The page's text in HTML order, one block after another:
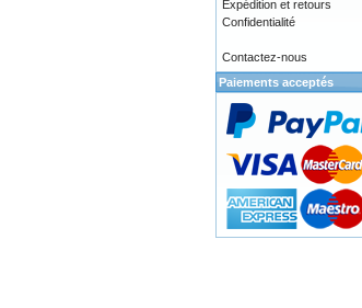
Expédition et retours
Confidentialité
Contactez-nous
Paiements acceptés